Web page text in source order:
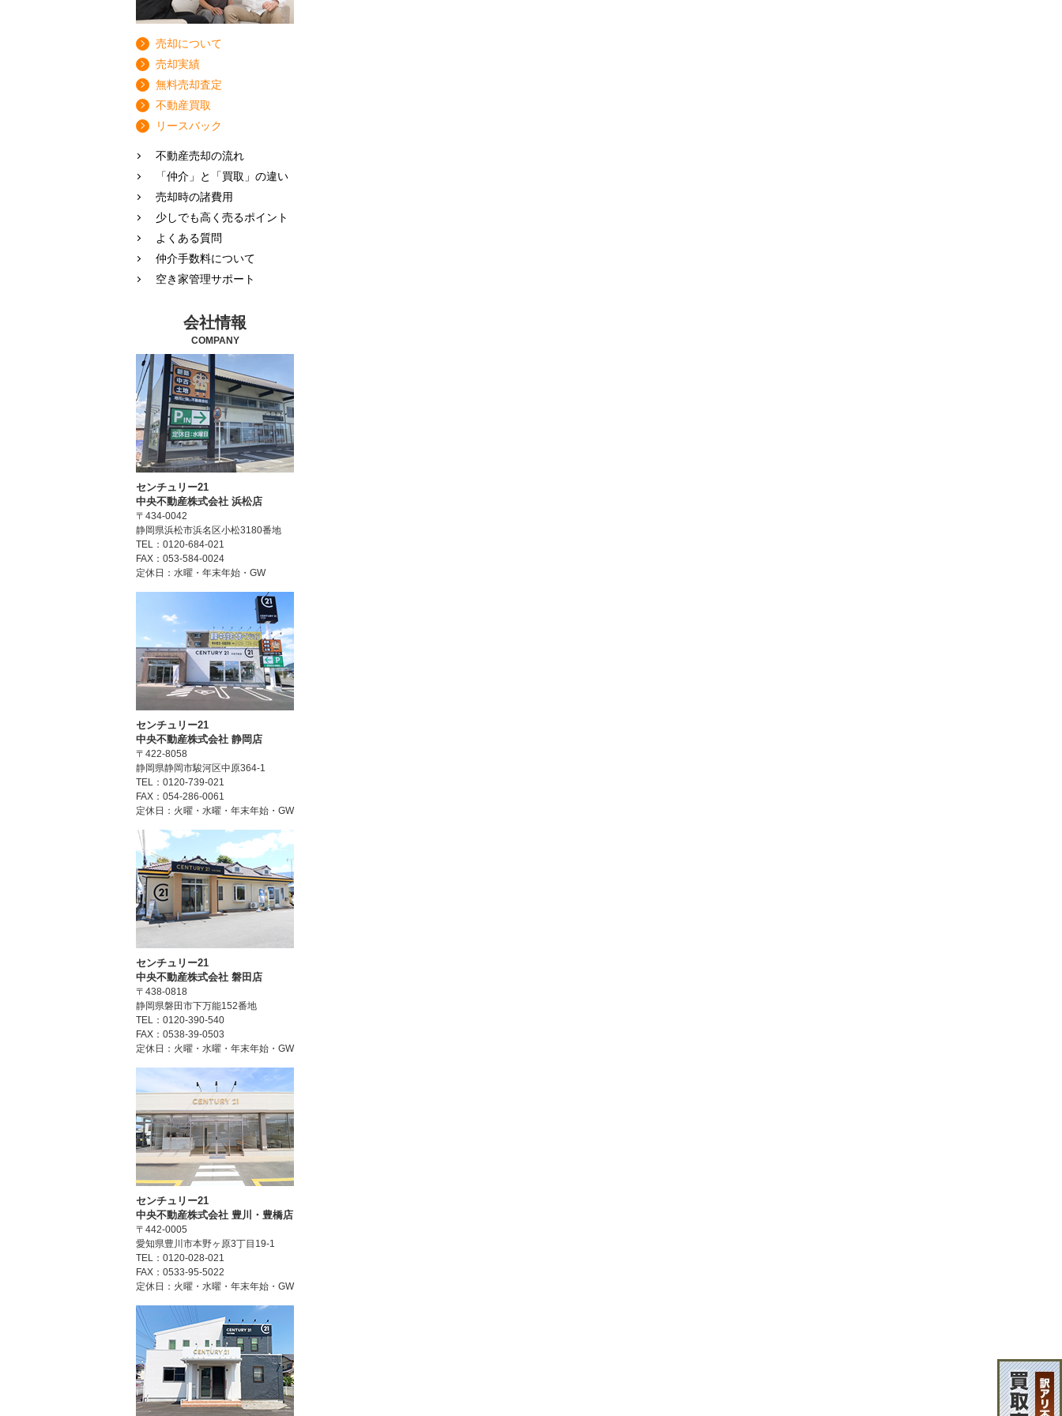
売却について
売却実績
無料売却査定
不動産買取
リースバック
不動産売却の流れ
「仲介」と「買取」の違い
売却時の諸費用
少しでも高く売るポイント
よくある質問
仲介手数料について
空き家管理サポート
会社情報
COMPANY
センチュリー21
中央不動産株式会社 浜松店
〒434-0042
静岡県浜松市浜名区小松3180番地
TEL：0120-684-021
FAX：053-584-0024
定休日：水曜・年末年始・GW
センチュリー21
中央不動産株式会社 静岡店
〒422-8058
静岡県静岡市駿河区中原364-1
TEL：0120-739-021
FAX：054-286-0061
定休日：火曜・水曜・年末年始・GW
センチュリー21
中央不動産株式会社 磐田店
〒438-0818
静岡県磐田市下万能152番地
TEL：0120-390-540
FAX：0538-39-0503
定休日：火曜・水曜・年末年始・GW
センチュリー21
中央不動産株式会社 豊川・豊橋店
〒442-0005
愛知県豊川市本野ヶ原3丁目19-1
TEL：0120-028-021
FAX：0533-95-5022
定休日：火曜・水曜・年末年始・GW